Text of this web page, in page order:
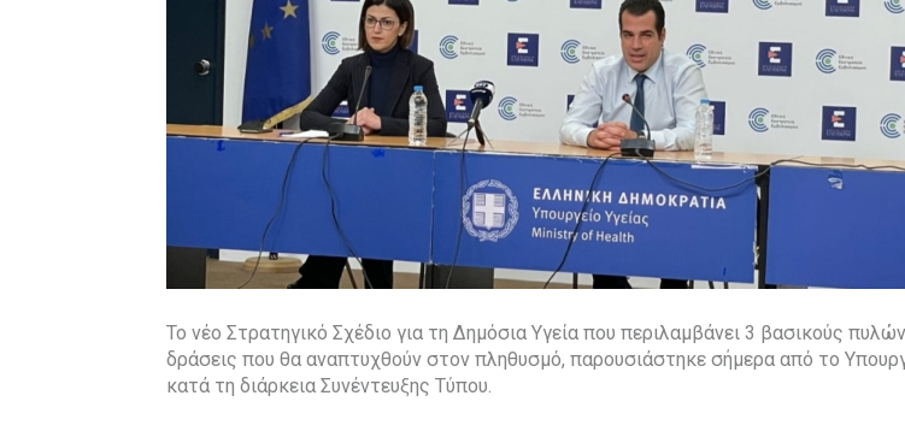
Το νέο Στρατηγικό Σχέδιο για τη Δημόσια Υγεία που περιλαμβάνει 3 βασικούς
δράσεις που θα αναπτυχθούν στον πληθυσμό, παρουσιάστηκε σήμερα από το
κατά τη διάρκεια Συνέντευξης Τύπου.